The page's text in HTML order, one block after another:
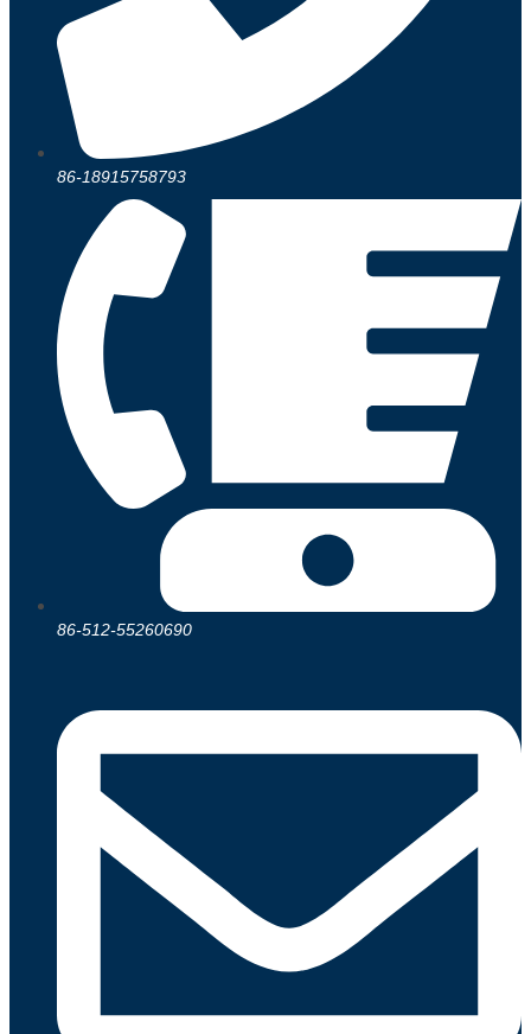
86-18915758793
86-512-55260690